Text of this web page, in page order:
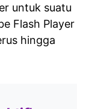
untuk suatu
Flash Player
hingga